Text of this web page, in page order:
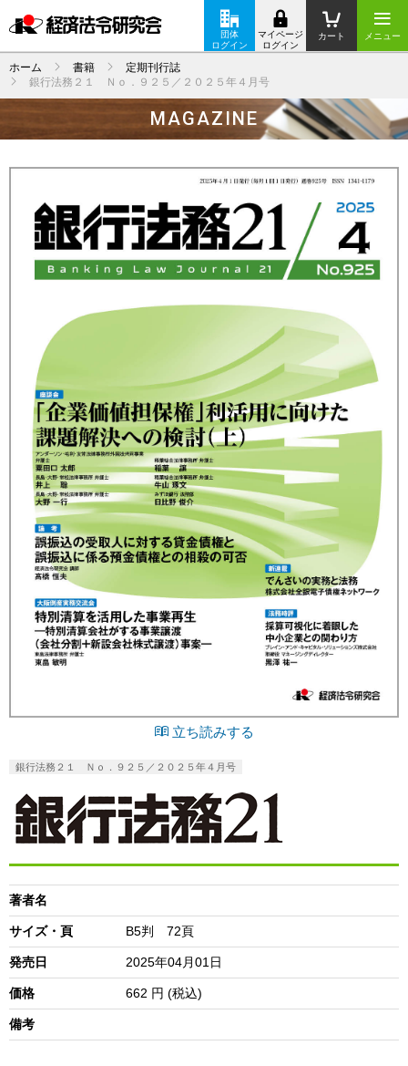
メニュー
カート
マイページ
ログイン
団体
ログイン
ホーム 書籍
定期刊行誌
銀行法務２１ Ｎｏ．９２５／２０２５年４月号
MAGAZINE
立ち読みする
銀行法務２１ Ｎｏ．９２５／２０２５年４月号
著者名
サイズ・頁 B5判 72頁
発売日 2025年04月01日
価格 662 円 (税込)
備考